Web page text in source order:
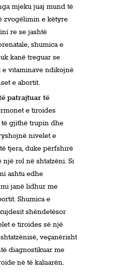
mjeku juaj mund të
zvogëlimin e këtyre
re se jashtë
shumica e
kanë treguar se
e vitaminave ndikojnë
e abortit.
patrajtuar të
e tiroides
gjithë trupin dhe
nivelet e
tjera, duke përfshirë
një rol në shtatzëni. Si
ashtu edhe
janë lidhur me
Shumica e
shëndetësor
e tiroides së një
veçanërisht
diagnostikuar me
në të kaluarën.